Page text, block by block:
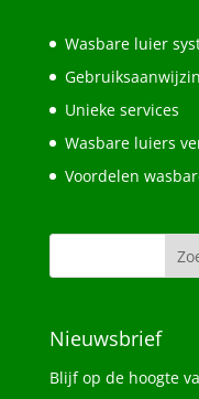
Wasbare luier
Unieke services
Wasbare luiers
Voordelen
Nieuwsbrief
Blijf op de hoogte